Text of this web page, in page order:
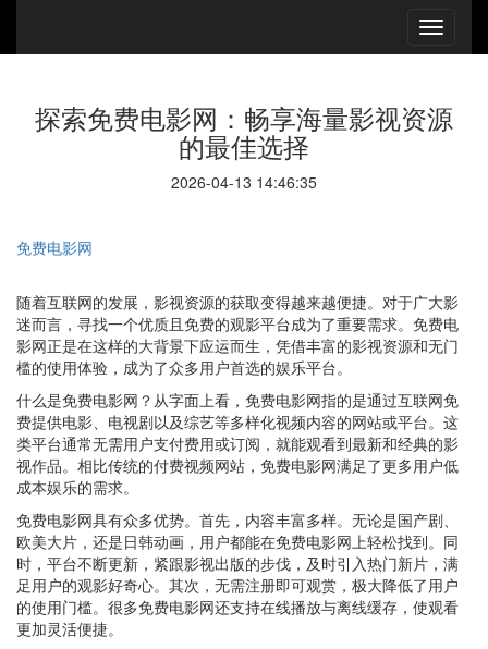
探索免费电影网：畅享海量影视资源
的最佳选择
2026-04-13 14:46:35
免费电影网
随着互联网的发展，影视资源的获取变得越来越便捷。对于广大影
迷而言，寻找一个优质且免费的观影平台成为了重要需求。免费电
影网正是在这样的大背景下应运而生，凭借丰富的影视资源和无门
槛的使用体验，成为了众多用户首选的娱乐平台。
什么是免费电影网？从字面上看，免费电影网指的是通过互联网免
费提供电影、电视剧以及综艺等多样化视频内容的网站或平台。这
类平台通常无需用户支付费用或订阅，就能观看到最新和经典的影
视作品。相比传统的付费视频网站，免费电影网满足了更多用户低
成本娱乐的需求。
免费电影网具有众多优势。首先，内容丰富多样。无论是国产剧、
欧美大片，还是日韩动画，用户都能在免费电影网上轻松找到。同
时，平台不断更新，紧跟影视出版的步伐，及时引入热门新片，满
足用户的观影好奇心。其次，无需注册即可观赏，极大降低了用户
的使用门槛。很多免费电影网还支持在线播放与离线缓存，使观看
更加灵活便捷。